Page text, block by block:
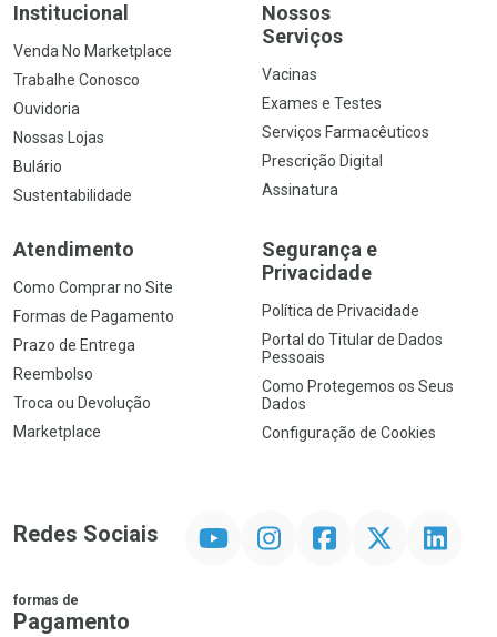
Institucional
Venda No Marketplace
Trabalhe Conosco
Ouvidoria
Nossas Lojas
Bulário
Sustentabilidade
Nossos
Serviços
Vacinas
Exames e Testes
Serviços Farmacêuticos
Prescrição Digital
Assinatura
Atendimento
Como Comprar no Site
Formas de Pagamento
Prazo de Entrega
Reembolso
Troca ou Devolução
Marketplace
Segurança e
Privacidade
Política de Privacidade
Portal do Titular de Dados
Pessoais
Como Protegemos os Seus
Dados
Configuração de Cookies
Redes Sociais InstagramFacebookTwitter Linkedin
formas de
Pagamento